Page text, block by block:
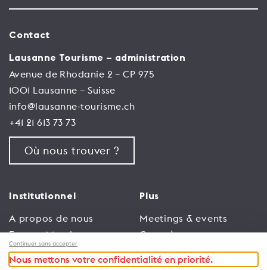
Contact
Lausanne Tourisme – administration
Avenue de Rhodanie 2 – CP 975
1001 Lausanne – Suisse
info@lausanne-tourisme.ch
+41 21 613 73 73
Où nous trouver ?
Institutionnel
A propos de nous
Espace Membres
Emploi
Conditions générales
Plus
Meetings & events
Congrès
Trade
Espace Médias
Continuer sans accepter
Nous mettons votre confidentialité en priorité.